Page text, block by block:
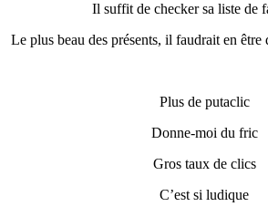
Il suffit de checker sa liste de
Le plus beaudes présents, il faudraiten être
Plus de putaclic
Donne-moi du fric
Gros taux de clics
C’est si ludique